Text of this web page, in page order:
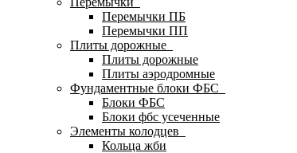
Перемычки ПБ
Перемычки ПП
Плиты дорожные
Плиты дорожные
Плиты аэродромные
Фундаментные блоки ФБС
Блоки ФБС
Блоки фбс усеченные
Элементы колодцев
Кольца жби